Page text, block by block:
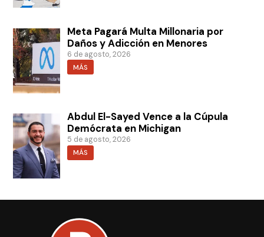
Meta Pagará Multa Millonaria por
Daños y Adicción en Menores
6 de agosto, 2026
MÁS
Abdul El-Sayed Vence a la Cúpula
Demócrata en Michigan
5 de agosto, 2026
MÁS